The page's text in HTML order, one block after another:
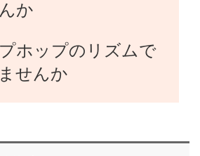
か
ホップのリズムで
せんか